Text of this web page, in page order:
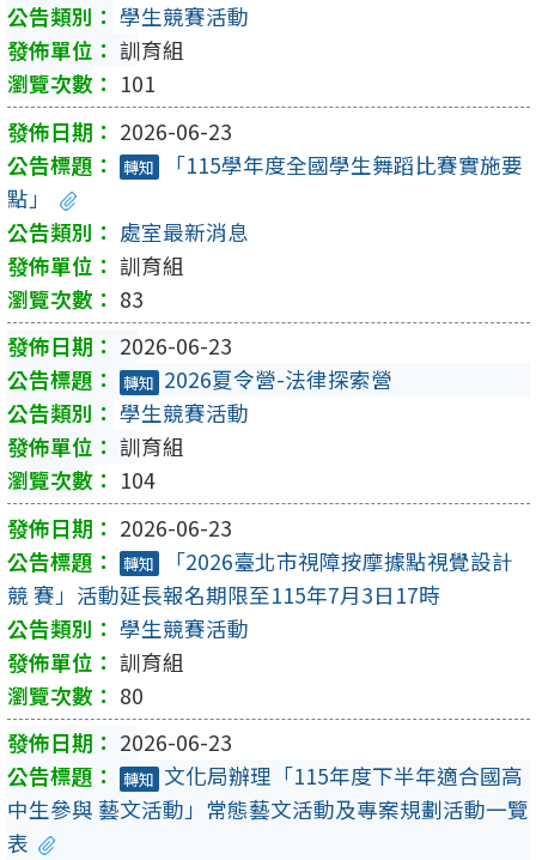
學生競賽活動
訓育組
101
2026-06-23
轉知
「115學年度全國學生舞蹈比賽實施要
點」
處室最新消息
訓育組
83
2026-06-23
轉知 2026夏令營-法律探索營
學生競賽活動
訓育組
104
2026-06-23
轉知
「2026臺北市視障按摩據點視覺設計
競 賽」活動延長報名期限至115年7月3日17時
學生競賽活動
訓育組
80
2026-06-23
轉知 文化局辦理「115年度下半年適合國高
中生參與 藝文活動」常態藝文活動及專案規劃活動一覽
表